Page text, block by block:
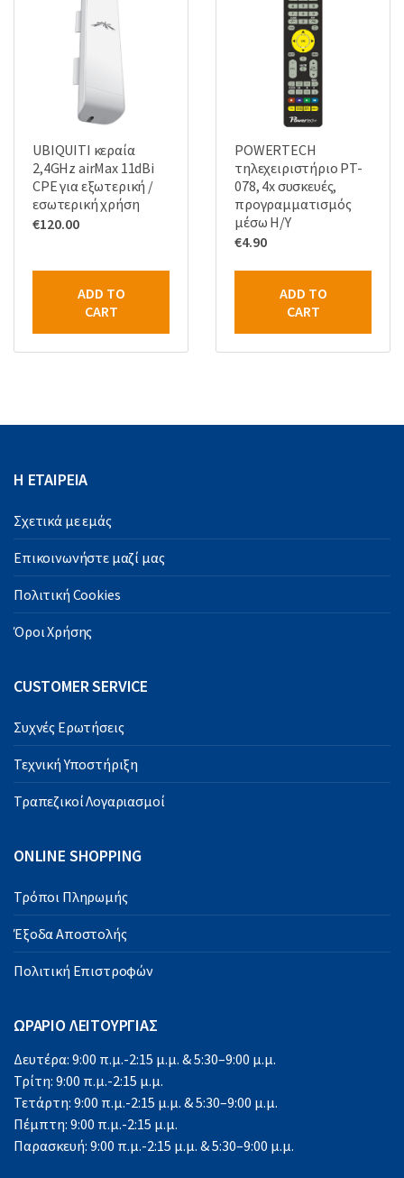
UBIQUITI κεραία
2,4GHz airMax 11dBi
CPE για εξωτερική /
εσωτερική χρήση
€120.00
ADD TO
CART
POWERTECH
τηλεχειριστήριο PT-
078, 4x συσκευές,
προγραμματισμός
μέσω Η/Υ
€4.90
ADD TO
CART
Η ΕΤΑΙΡΕΙΑ
Σχετικά με εμάς
Επικοινωνήστε μαζί μας
Πολιτική Cookies
Όροι Χρήσης
CUSTOMER SERVICE
Συχνές Ερωτήσεις
Τεχνική Υποστήριξη
Τραπεζικοί Λογαριασμοί
ONLINE SHOPPING
Τρόποι Πληρωμής
Έξοδα Αποστολής
Πολιτική Επιστροφών
ΩΡΑΡΙΟ ΛΕΙΤΟΥΡΓΙΑΣ
Δευτέρα: 9:00 π.μ.-2:15 μ.μ. & 5:30–9:00 μ.μ.
Τρίτη: 9:00 π.μ.-2:15 μ.μ.
Τετάρτη: 9:00 π.μ.-2:15 μ.μ. & 5:30–9:00 μ.μ.
Πέμπτη: 9:00 π.μ.-2:15 μ.μ.
Παρασκευή: 9:00 π.μ.-2:15 μ.μ. & 5:30–9:00 μ.μ.